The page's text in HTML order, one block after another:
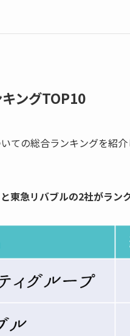
ングTOP10
ての総合ランキングを紹
急リバブルの2社がラン